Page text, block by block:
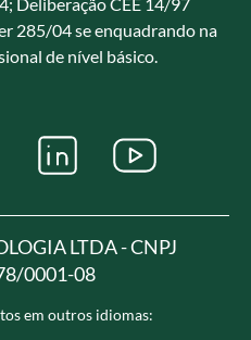
285/04 se enquadrando na
de nível básico.
LTDA - CNPJ
0001-08
em outros idiomas: